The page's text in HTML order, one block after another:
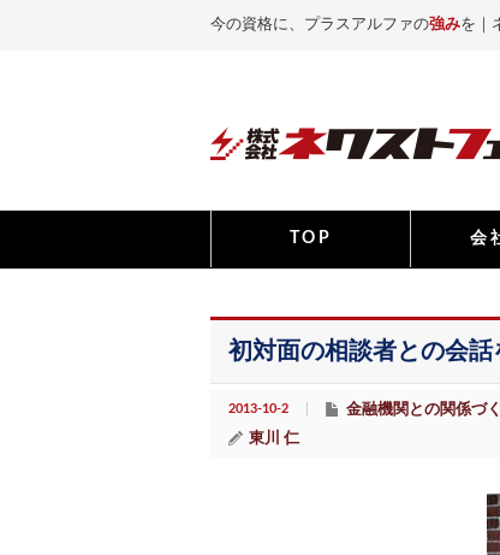
今の資格に、プラスアルファの強みを｜
TOP 会
初対面の相談者との会
2013-10-2 金融機関との関係づ
東川 仁